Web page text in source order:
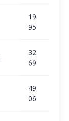
19.
95
32.
69
49.
06